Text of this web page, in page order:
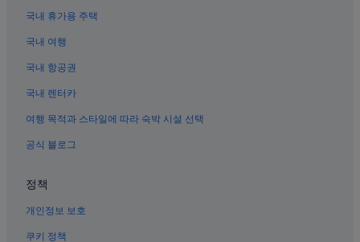
파라다이스의 허니문 리조트 및 호텔
발리 하이 골프클럽 근처 호텔
라스베이거스 네바다 대학교 근처 호텔
라스베이거스의 4성급 호텔
파라다이스의 아파트
벨라지오 현대미술관 근처 호텔
라스베이거스의 MGM 호텔
라스베이거스의 발코니가 있는 호텔
국내 휴가용 주택
국내 여행
국내 항공권
국내 렌터카
여행 목적과 스타일에 따라 숙박 시설 선택
공식 블로그
정책
개인정보 보호
쿠키 정책